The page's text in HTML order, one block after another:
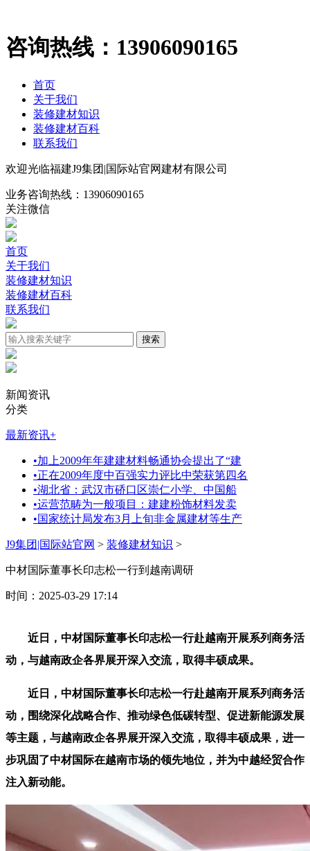
咨询热线： 13906090165
首页
关于我们
装修建材知识
装修建材百科
联系我们
欢迎光临福建J9集团|国际站官网建材有限公司
业务咨询热线： 13906090165
关注微信
首页
关于我们
装修建材知识
装修建材百科
联系我们
新闻资讯
分类
最新资讯+
•加上2009年年建建材料畅通协会提出了“建
•正在2009年度中百强实力评比中荣获第四名
•湖北省：武汉市硚口区崇仁小学、中国船
•运营范畴为一般项目：建建粉饰材料发卖
•国家统计局发布3月上旬非金属建材等生产
J9集团|国际站官网 > 装修建材知识 >
中材国际董事长印志松一行到越南调研
时间：2025-03-29 17:14
近日，中材国际董事长印志松一行赴越南开展系列商务活
动，与越南政企各界展开深入交流，取得丰硕成果。
近日，中材国际董事长印志松一行赴越南开展系列商务活
动，围绕深化战略合作、推动绿色低碳转型、促进新能源发展
等主题，与越南政企各界展开深入交流，取得丰硕成果，进一
步巩固了中材国际在越南市场的领先地位，并为中越经贸合作
注入新动能。